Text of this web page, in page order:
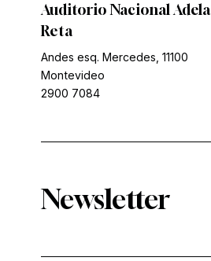
Auditorio Nacional Adela
Reta
Andes esq. Mercedes, 11100
Montevideo
2900 7084
Newsletter